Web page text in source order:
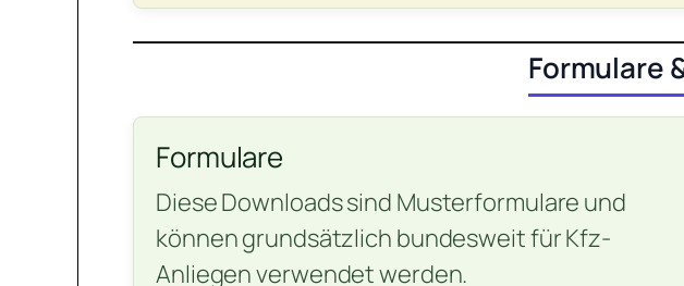
Formulare
Formulare
Diese Downloads sind Musterformulare und
können grundsätzlich bundesweit für Kfz-
Anliegen verwendet werden.